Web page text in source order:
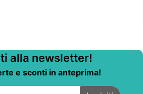
alla newsletter!
e sconti in anteprima!